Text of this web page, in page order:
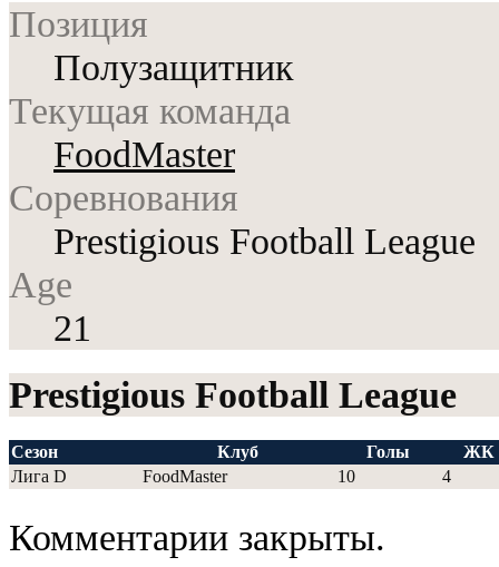
Позиция
Полузащитник
Текущая команда
FoodMaster
Соревнования
Prestigious Football League
Age
21
Prestigious Football League
Сезон Клуб Голы
ЖК
Лига D
FoodMaster 10 4
Комментарии закрыты.